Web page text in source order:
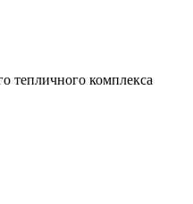
тепличного комплекса